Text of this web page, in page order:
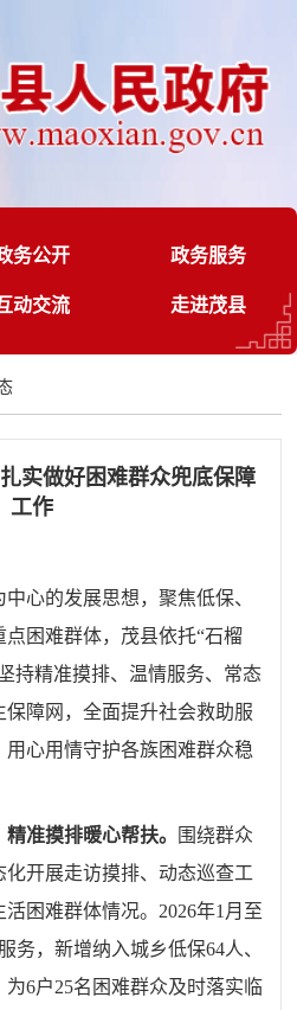
务公开 政务服务
动交流 走进茂县
实做好困难群众兜底保障
工作
心的发展思想，聚焦低保、
困难群体，茂县依托“石榴
持精准摸排、温情服务、常态
障网，全面提升社会救助服
心用情守护各族困难群众稳
准摸排暖心帮扶。
围绕群众
开展走访摸排、动态巡查工
困难群体情况。 2026年1月至
务，新增纳入城乡低保64人、
6户25名困难群众及时落实临